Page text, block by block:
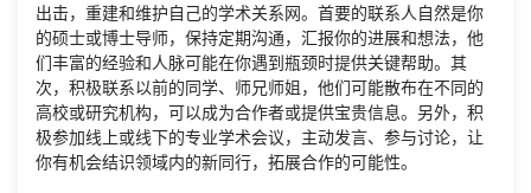
出击，重建和维护自己的学术关系网。首要的联系人自然是你
的硕士或博士导师，保持定期沟通，汇报你的进展和想法，他
们丰富的经验和人脉可能在你遇到瓶颈时提供关键帮助。其
次，积极联系以前的同学、师兄师姐，他们可能散布在不同的
高校或研究机构，可以成为合作者或提供宝贵信息。另外，积
极参加线上或线下的专业学术会议，主动发言、参与讨论，让
你有机会结识领域内的新同行，拓展合作的可能性。